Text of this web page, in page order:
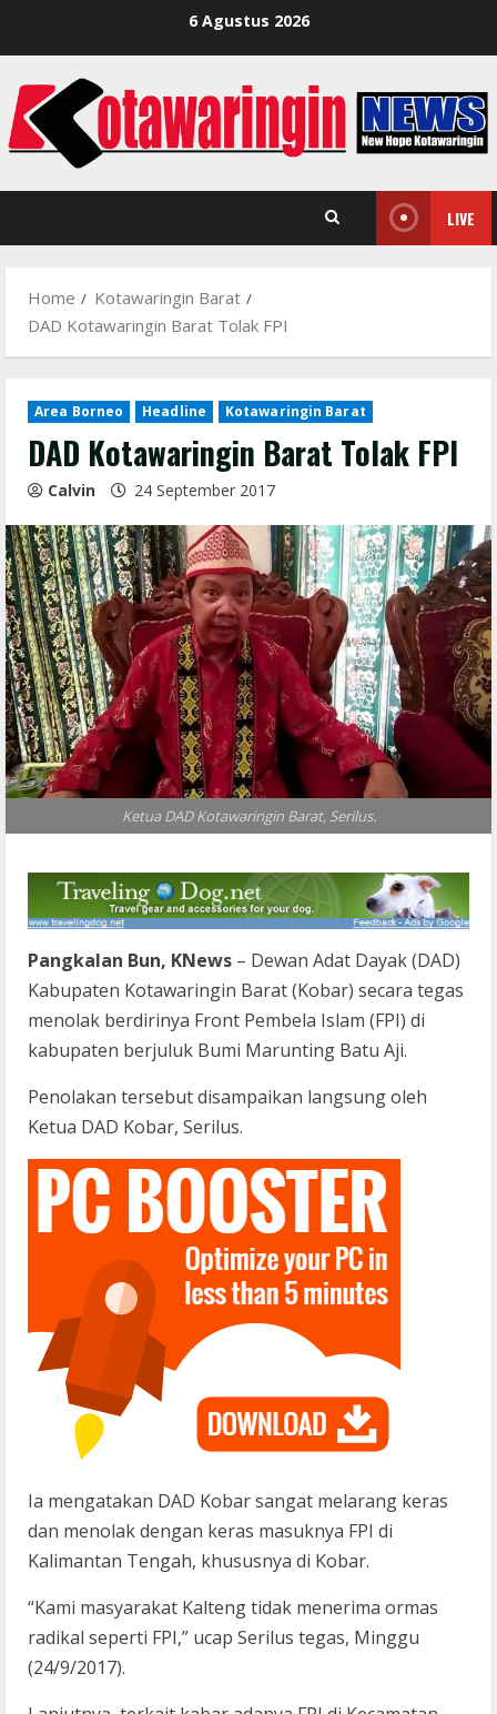
6 Agustus 2026
LIVE
Home
Kotawaringin Barat
DAD Kotawaringin Barat Tolak FPI
Area Borneo Headline Kotawaringin Barat
DAD Kotawaringin Barat Tolak FPI
Calvin 24 September 2017
Ketua DAD Kotawaringin Barat, Serilus.
Pangkalan Bun, KNews – Dewan Adat Dayak (DAD)
Kabupaten Kotawaringin Barat (Kobar) secara tegas
menolak berdirinya Front Pembela Islam (FPI) di
kabupaten berjuluk Bumi Marunting Batu Aji.
Penolakan tersebut disampaikan langsung oleh
Ketua DAD Kobar, Serilus.
Ia mengatakan DAD Kobar sangat melarang keras
dan menolak dengan keras masuknya FPI di
Kalimantan Tengah, khususnya di Kobar.
“Kami masyarakat Kalteng tidak menerima ormas
radikal seperti FPI,” ucap Serilus tegas, Minggu
(24/9/2017).